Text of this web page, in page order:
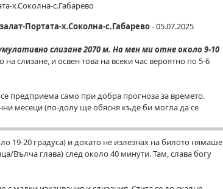
х.Соколна-с.Габарево
Портата-х.Соколна-с.Габарево- 05.07.2025
слизане 2070 м. На мен ми отне около 9-10
слизане, и освен това на всеки час вероятно по 5-6
предприема само при добра прогноза за времето.
месеци (по-долу ще обясня къде би могла да се
19-20 градуса) и докато не излезнах на билото нямаше
Вълча глава) след около 40 минути. Там, слава богу